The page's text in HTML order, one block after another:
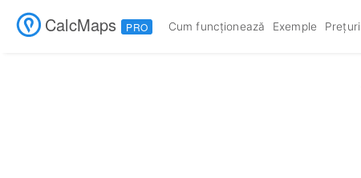
CalcMaps PRO Cum funcționează Exemple Prețuri